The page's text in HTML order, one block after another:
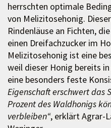
herrschten optimale
von Melizitosehonig.
Rindenläuse an Fichten,
einen Dreifachzucker im
Melizitosehonig ist eine
weil dieser Honig bereits
eine besonders feste
Eigenschaft erschwert das
Prozent des Waldhonigs
verbleiben“, erklärt Agrar-